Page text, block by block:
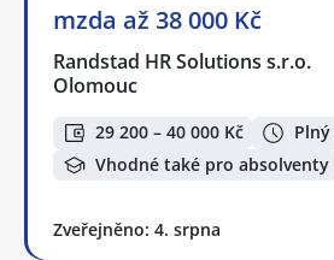
mzda až 38 000 Kč
Randstad HR Solutions s.r.o.
Olomouc
29 200 – 40 000 Kč
Vhodné také pro absolventy
Zveřejněno: 4. srpna